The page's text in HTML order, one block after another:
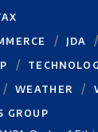
JDA
WEATHER
GROUP